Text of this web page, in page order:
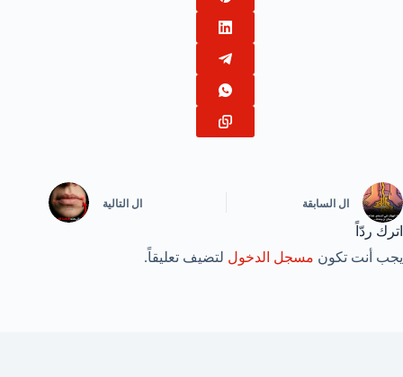
ال السابقة ال التالية
اترك ردّاً
يجب أنت تكون مسجل الدخول لتضيف تعليقاً.